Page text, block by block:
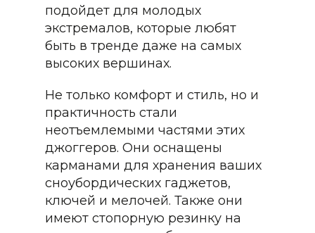
подойдет для молодых
экстремалов, которые любят
быть в тренде даже на самых
высоких вершинах.
Не только комфорт и стиль, но и
практичность стали
неотъемлемыми частями этих
джоггеров. Они оснащены
карманами для хранения ваших
сноубордических гаджетов,
ключей и мелочей. Также они
имеют стопорную резинку на